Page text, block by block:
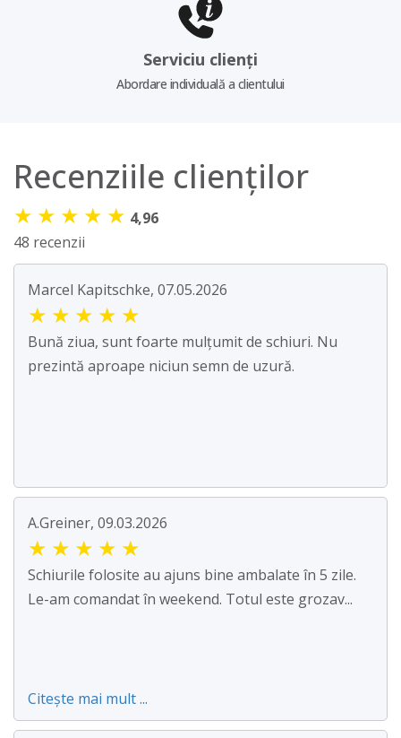
Serviciu clienți
Abordare individuală a clientului
Recenziile clienților
★ ★ ★ ★ ★ 4,96
48 recenzii
Marcel Kapitschke, 07.05.2026
★ ★ ★ ★ ★
Bună ziua, sunt foarte mulțumit de schiuri. Nu
prezintă aproape niciun semn de uzură.
A.Greiner, 09.03.2026
★ ★ ★ ★ ★
Schiurile folosite au ajuns bine ambalate în 5 zile.
Le-am comandat în weekend. Totul este grozav...
Citește mai mult ...